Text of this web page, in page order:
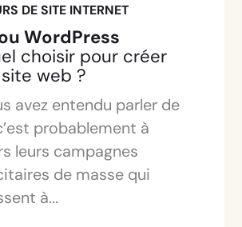
DE SITE INTERNET
WordPress
choisir pour créer
web ?
avez entendu parler de
probablement à
leurs campagnes
de masse qui
à...